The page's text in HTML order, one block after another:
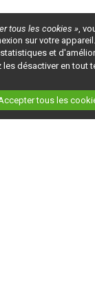
tous les cookies »,
sur votre
et
les désactiver en tout
tous les